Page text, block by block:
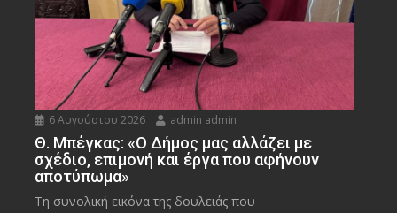
6 Αυγούστου 2026 admin admin
Θ. Μπέγκας: «Ο Δήμος μας αλλάζει με
σχέδιο, επιμονή και έργα που αφήνουν
αποτύπωμα»
Τη συνολική εικόνα της δουλειάς που